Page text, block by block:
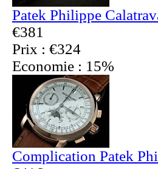
Patek Philippe
€381
Prix : €324
Economie : 15%
Complication Patek